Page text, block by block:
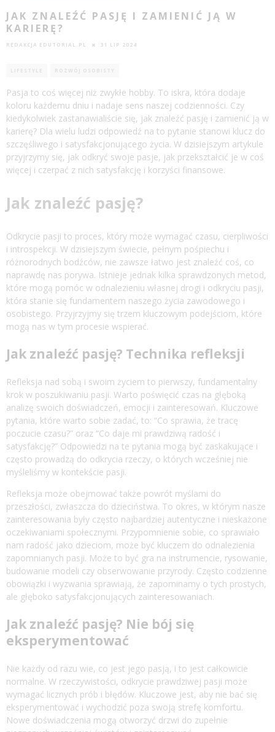
JAK ZNALEŹĆ PASJĘ I ZAMIENIĆ JĄ W
KARIERĘ?
REDAKCJA EDUTORIAL.PL 31 LIP 2024
LIFESTYLE ROZWÓJ OSOBISTY
Pasja to coś więcej niż zwykłe hobby. To iskra, która dodaje
koloru każdemu dniu i nadaje sens naszej codzienności. Czy
kiedykolwiek zastanawialiście się, jak znaleźć pasję i zamienić ją w
karierę? Dla wielu ludzi odpowiedź na to pytanie stanowi klucz do
szczęśliwego i satysfakcjonującego życia. W dzisiejszym artykule
przyjrzymy się, jak odkryć swoje pasje, jak przekształcić je w coś
więcej i czerpać z nich satysfakcję i korzyści finansowe.
Jak znaleźć pasję?
Odkrycie pasji to proces, który może wymagać czasu, cierpliwości
i introspekcji. W dzisiejszym świecie, pełnym pośpiechu i
różnorodnych bodźców, nie zawsze łatwo jest znaleźć coś, co
naprawdę nas porywa. Istnieje jednak kilka sprawdzonych metod,
które mogą pomóc w odnalezieniu własnej drogi i odkryciu pasji,
która stanie się fundamentem naszego życia zawodowego i
osobistego. Przyjrzyjmy się trzem kluczowym podejściom, które
mogą nas w tym procesie wspierać.
Jak znaleźć pasję? Technika refleksji
Refleksja nad sobą i swoim życiem to pierwszy, fundamentalny
krok w poszukiwaniu pasji. Warto poświęcić czas na głęboką
analizę swoich doświadczeń, emocji i zainteresowań. Kluczowe
pytania, które warto sobie zadać, to: “Co sprawia, że tracę
poczucie czasu?” oraz “Co daje mi prawdziwą radość i
satysfakcję?” Odpowiedzi na te pytania mogą być zaskakujące i
często prowadzą do odkrycia rzeczy, o których wcześniej nie
myśleliśmy w kontekście pasji.
Refleksja może obejmować także powrót myślami do
przeszłości, zwłaszcza do dzieciństwa. To okres, w którym nasze
zainteresowania były często najbardziej autentyczne i nieskażone
oczekiwaniami społecznymi. Przypomnienie sobie, co sprawiało
nam radość jako dzieciom, może być kluczem do odnalezienia
zapomnianych pasji. Może to być gra na instrumencie, rysowanie,
budowanie modeli czy obserwowanie przyrody. Często codzienne
obowiązki i wyzwania sprawiają, że zapominamy o tych prostych,
ale głęboko satysfakcjonujących zainteresowaniach.
Jak znaleźć pasję? Nie bój się
eksperymentować
Nie każdy od razu wie, co jest jego pasją, i to jest całkowicie
normalne. W rzeczywistości, odkrycie prawdziwej pasji może
wymagać licznych prób i błędów. Kluczowe jest, aby nie bać się
eksperymentować i wychodzić poza swoją strefę komfortu.
Nowe doświadczenia mogą otworzyć drzwi do zupełnie